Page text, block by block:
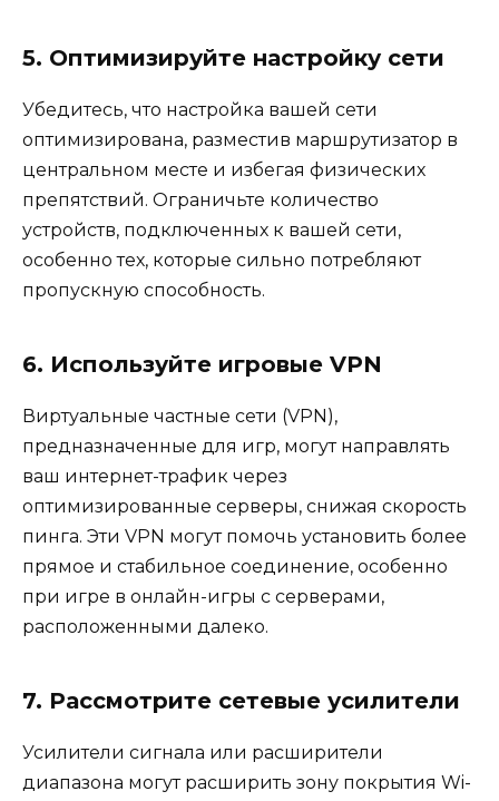
5. Оптимизируйте настройку сети
Убедитесь, что настройка вашей сети
оптимизирована, разместив маршрутизатор в
центральном месте и избегая физических
препятствий. Ограничьте количество
устройств, подключенных к вашей сети,
особенно тех, которые сильно потребляют
пропускную способность.
6. Используйте игровые VPN
Виртуальные частные сети (VPN),
предназначенные для игр, могут направлять
ваш интернет-трафик через
оптимизированные серверы, снижая скорость
пинга. Эти VPN могут помочь установить более
прямое и стабильное соединение, особенно
при игре в онлайн-игры с серверами,
расположенными далеко.
7. Рассмотрите сетевые усилители
Усилители сигнала или расширители
диапазона могут расширить зону покрытия Wi-